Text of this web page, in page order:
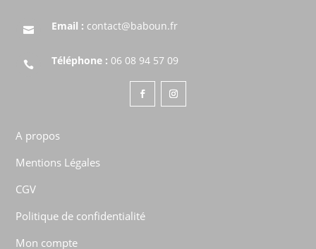
 Email : contact@baboun.fr
 Téléphone : 06 08 94 57 09
A propos
Mentions Légales
CGV
Politique de confidentialité
Mon compte